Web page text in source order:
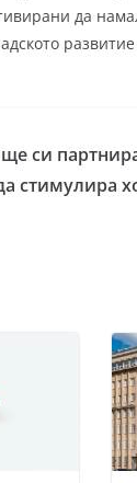
да
си
стимулира